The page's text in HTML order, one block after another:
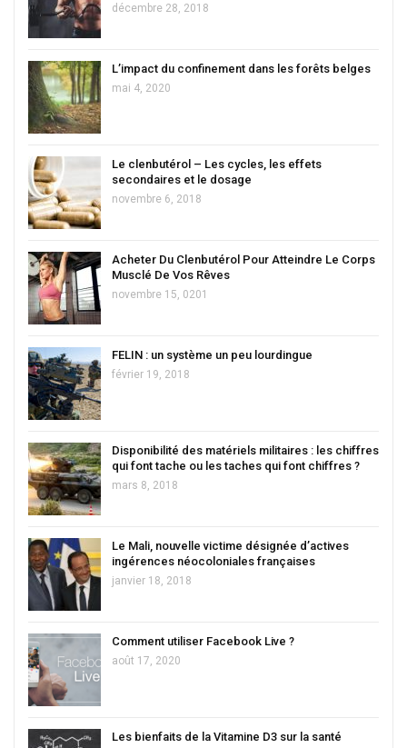
décembre 28, 2018
L’impact du confinement dans les forêts belges
mai 4, 2020
Le clenbutérol – Les cycles, les effets
secondaires et le dosage
novembre 6, 2018
Acheter Du Clenbutérol Pour Atteindre Le Corps
Musclé De Vos Rêves
novembre 15, 0201
FELIN : un système un peu lourdingue
février 19, 2018
Disponibilité des matériels militaires : les chiffres
qui font tache ou les taches qui font chiffres ?
mars 8, 2018
Le Mali, nouvelle victime désignée d’actives
ingérences néocoloniales françaises
janvier 18, 2018
Comment utiliser Facebook Live ?
août 17, 2020
Les bienfaits de la Vitamine D3 sur la santé